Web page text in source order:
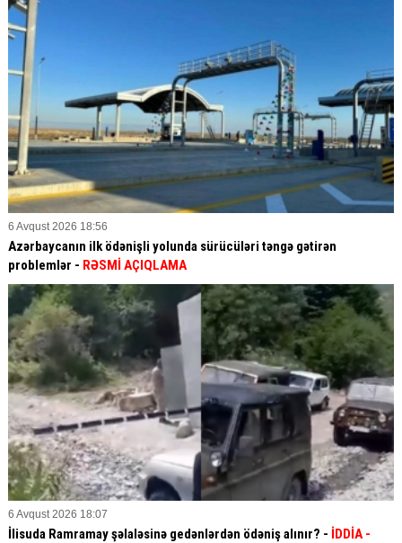
6 Avqust 2026 18:56
Azərbaycanın ilk ödənişli yolunda sürücüləri təngə gətirən
problemlər - RƏSMİ AÇIQLAMA
6 Avqust 2026 18:07
İlisuda Ramramay şəlaləsinə gedənlərdən ödəniş alınır? - İDDİA -